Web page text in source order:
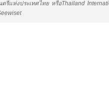
แห่งประเทศไทย หรือThailand